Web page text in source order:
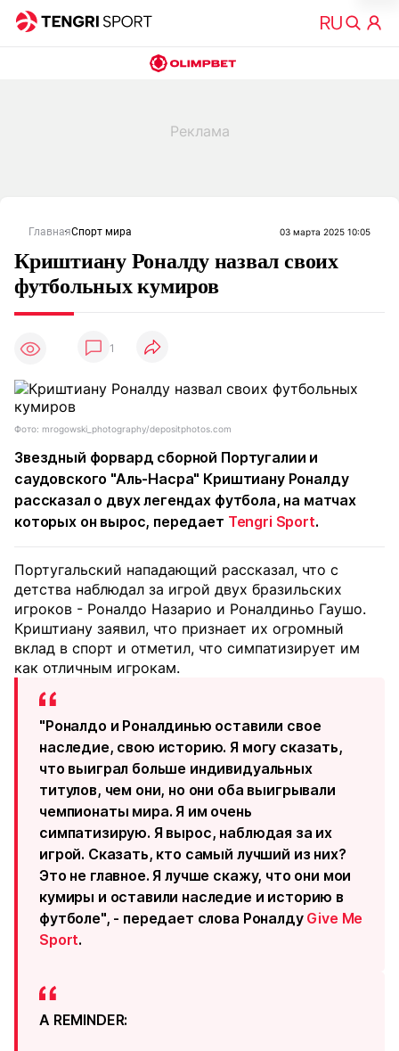
ГлавнаяСпорт мира 03 марта 2025 10:05
Криштиану Роналду назвал своих
футбольных кумиров
1
Фото: mrogowski_photography/depositphotos.com
Звездный форвард сборной Португалии и
саудовского "Аль-Насра" Криштиану Роналду
рассказал о двух легендах футбола, на матчах
которых он вырос, передает Tengri Sport.
Португальский нападающий рассказал, что с
детства наблюдал за игрой двух бразильских
игроков - Роналдо Назарио и Роналдиньо Гаушо.
Криштиану заявил, что признает их огромный
вклад в спорт и отметил, что симпатизирует им
как отличным игрокам.
"Роналдо и Роналдинью оставили свое
наследие, свою историю. Я могу сказать,
что выиграл больше индивидуальных
титулов, чем они, но они оба выигрывали
чемпионаты мира. Я им очень
симпатизирую. Я вырос, наблюдая за их
игрой. Сказать, кто самый лучший из них?
Это не главное. Я лучше скажу, что они мои
кумиры и оставили наследие и историю в
футболе", - передает слова Роналду Give Me
Sport.
A REMINDER: